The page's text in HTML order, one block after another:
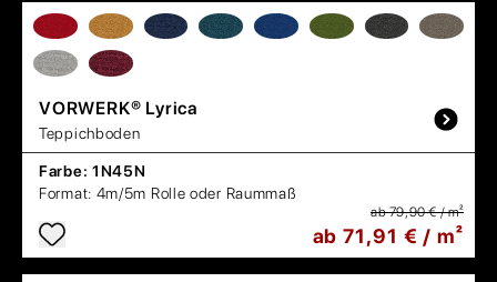
VORWERK® Lyrica
Teppichboden
Farbe: 1N45N
Format: 4m/5m Rolle oder Raummaß
ab 79,90 € / m²
ab 71,91 € / m²